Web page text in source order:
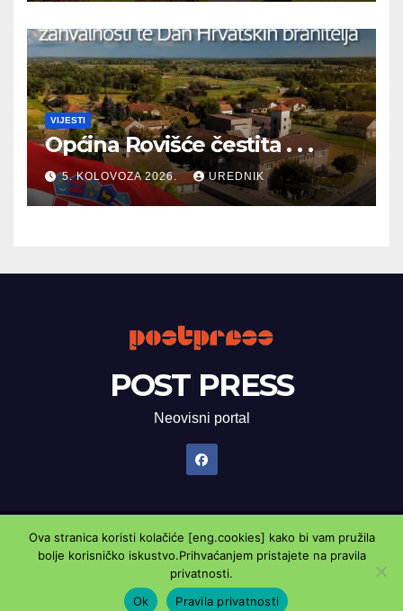
VIJESTI
Općina Rovišće čestita . . .
5. KOLOVOZA 2026. UREDNIK
POST PRESS
Neovisni portal
Proudly powered by WordPress| Theme: Newsup byThemeansar.
Marketing oglasnik Kontaktirajte nasPravila privatnosti
Ova stranica koristi kolačiće [eng.cookies] kako bi vam pružila
bolje korisničko iskustvo.Prihvaćanjem pristajete na pravila
privatnosti.
Ok
Pravila privatnosti